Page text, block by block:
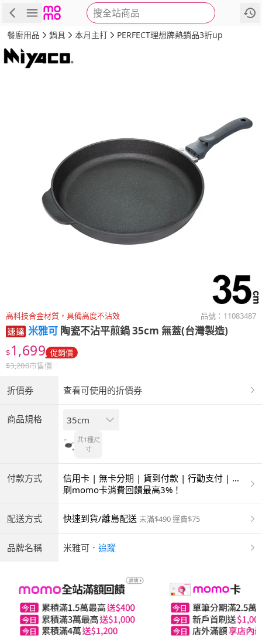
搜全站商品
商品 評價 詳情
餐廚用品 鍋具 本月主打 PERFECT理想牌熱銷品3折up
高科技合金材質，具備高度不沾效 品號： 11083487
米雅可 陶瓷不沾平煎鍋 35cm 無蓋(台灣製造)
$1,699 促銷價
$3,200市售價
折價券 查看可使用的折價券
商品規格 35cm
共1種尺
寸
付款方式
信用卡 | 無卡分期 | 貨到付款 | 行動支付 | 超
商付款 | ATM | 銀聯卡
刷momo卡消費回饋最高3%！
配送方式 快速到貨/離島配送 未滿$490 運費$75
品牌名稱 米雅可 ． 追蹤